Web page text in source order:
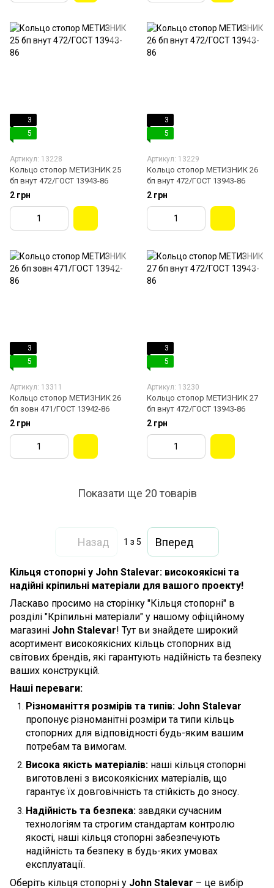
3
5
Артикул: 13228
Кольцо стопор МЕТИЗНИК 25
бп внут 472/ГОСТ 13943-86
2 грн
3
5
Артикул: 13229
Кольцо стопор МЕТИЗНИК 26
бп внут 472/ГОСТ 13943-86
2 грн
3
5
Артикул: 13311
Кольцо стопор МЕТИЗНИК 26
бп зовн 471/ГОСТ 13942-86
2 грн
3
5
Артикул: 13230
Кольцо стопор МЕТИЗНИК 27
бп внут 472/ГОСТ 13943-86
2 грн
Показати ще 20 товарів
Назад 1 з 5 Вперед
Кільця стопорні у John Stalevar: високоякісні та
надійні кріпильні матеріали для вашого проекту!
Ласкаво просимо на сторінку "Кільця стопорні" в
розділі "Кріпильні матеріали" у нашому офіційному
магазині John Stalevar! Тут ви знайдете широкий
асортимент високоякісних кільць стопорних від
світових брендів, які гарантують надійність та безпеку
ваших конструкцій.
Наші переваги:
Різноманіття розмірів та типів: John Stalevar
пропонує різноманітні розміри та типи кільць
стопорних для відповідності будь-яким вашим
потребам та вимогам.
Висока якість матеріалів: наші кільця стопорні
виготовлені з високоякісних матеріалів, що
гарантує їх довговічність та стійкість до зносу.
Надійність та безпека: завдяки сучасним
технологіям та строгим стандартам контролю
якості, наші кільця стопорні забезпечують
надійність та безпеку в будь-яких умовах
експлуатації.
Оберіть кільця стопорні у John Stalevar – це вибір